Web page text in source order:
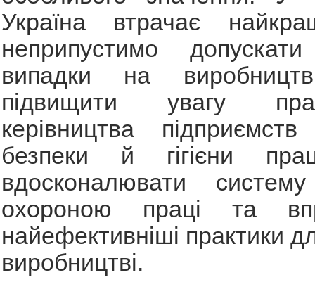
Україна втрачає
неприпустимо
випадки на
підвищити увагу
керівництва
безпеки й гігієни
вдосконалювати
охороною праці та
найефективніші практики
виробництві.